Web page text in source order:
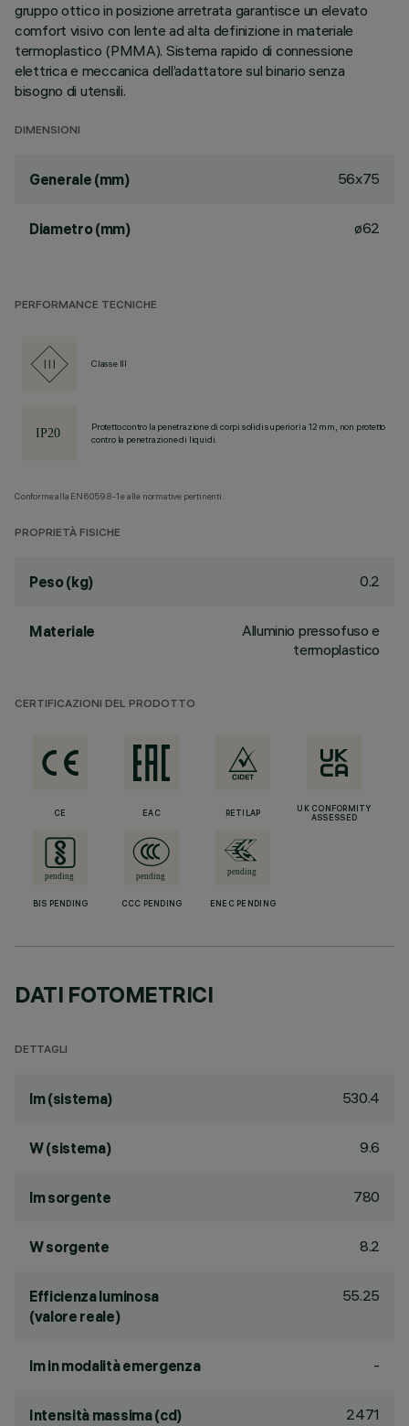
gruppo ottico in posizione arretrata garantisce un elevato
comfort visivo con lente ad alta definizione in materiale
termoplastico (PMMA). Sistema rapido di connessione
elettrica e meccanica dell’adattatore sul binario senza
bisogno di utensili.
DIMENSIONI
Generale (mm) 56x75
Diametro (mm) ø62
PERFORMANCE TECNICHE
Classe III
Protetto contro la penetrazione di corpi solidi superiori a 12 mm, non protetto
contro la penetrazione di liquidi.
Conforme alla EN60598-1 e alle normative pertinenti.
PROPRIETÀ FISICHE
Peso (kg) 0.2
Materiale
Alluminio pressofuso e
termoplastico
CERTIFICAZIONI DEL PRODOTTO
CE EAC RETILAP
UK CONFORMITY
ASSESSED
BIS PENDING CCC PENDING ENEC PENDING
DATI FOTOMETRICI
DETTAGLI
lm (sistema) 530.4
W (sistema) 9.6
lm sorgente 780
W sorgente 8.2
Efficienza luminosa
(valore reale)
55.25
lm in modalità emergenza -
Intensità massima (cd) 2471